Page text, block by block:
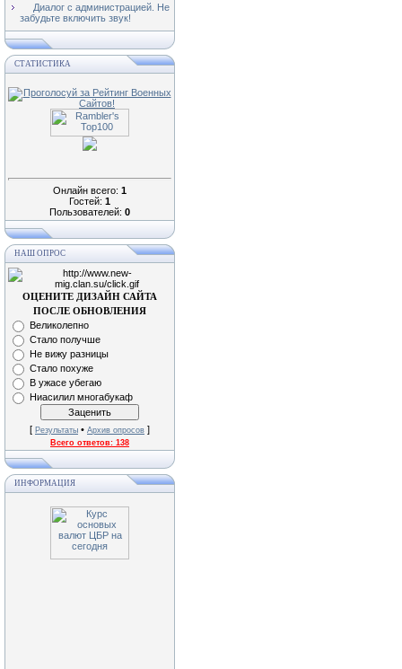
Диалог с администрацией. Не
забудьте включить звук!
СТАТИСТИКА
Онлайн всего: 1
Гостей: 1
Пользователей: 0
НАШ ОПРОС
ОЦЕНИТЕ ДИЗАЙН САЙТА
ПОСЛЕ ОБНОВЛЕНИЯ
Великолепно
Стало получше
Не вижу разницы
Стало похуже
В ужасе убегаю
Ниасилил многабукаф
[ Результаты • Архив опросов ]
Всего ответов: 138
ИНФОРМАЦИЯ